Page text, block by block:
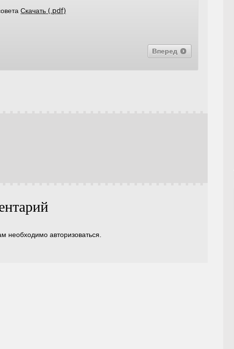
Скачать (.pdf)
Вперед
необходимоавторизоваться